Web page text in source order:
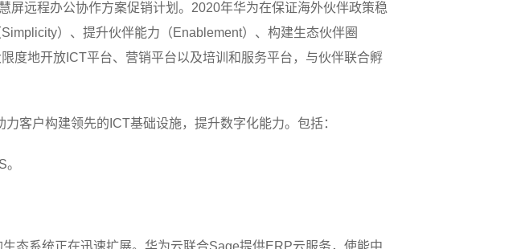
远程办公协作方案促销计划。2020年华为在保证海外伙伴政策稳
）、提升伙伴能力（Enablement）、构建生态伙伴圈
度地开放ICT平台、营销平台以及培训和服务平台，与伙伴联合孵
客户构建领先的ICT基础设施，提升数字化能力。包括：
态系统正在迅速扩展。华为云联合Sage提供ERP云服务，使能中